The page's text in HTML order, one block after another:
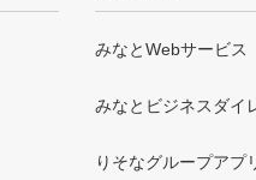
みなとWebサービス
みなとビジネスダイ
りそなグループアプ